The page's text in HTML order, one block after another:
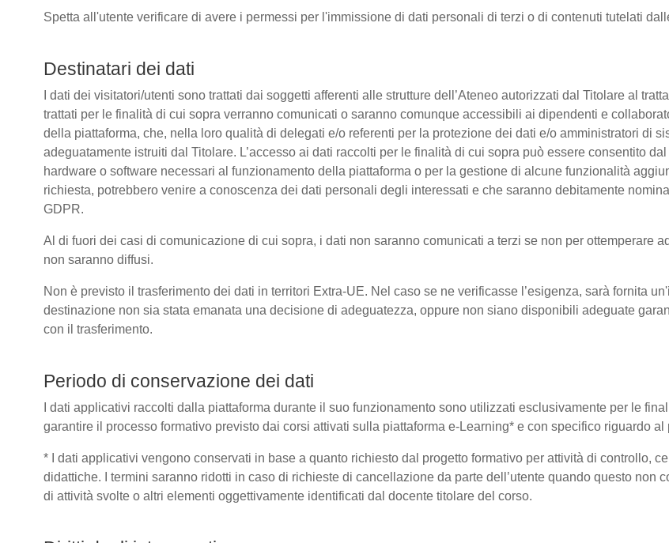
Spetta all'utente verificare di avere i permessi per l'immissione di dati personali di terzi o di contenuti tutelati
Destinatari dei dati
I dati dei visitatori/utenti sono trattati dai soggetti afferenti alle strutture dell’Ateneo autorizzati dal Titolare al
trattati per le finalità di cui sopra verranno comunicati o saranno comunque accessibili ai dipendenti e
della piattaforma, che, nella loro qualità di delegati e/o referenti per la protezione dei dati e/o amministratori di
adeguatamente istruiti dal Titolare. L’accesso ai dati raccolti per le finalità di cui sopra può essere consentito
hardware o software necessari al funzionamento della piattaforma o per la gestione di alcune funzionalità
richiesta, potrebbero venire a conoscenza dei dati personali degli interessati e che saranno debitamente
GDPR.
Al di fuori dei casi di comunicazione di cui sopra, i dati non saranno comunicati a terzi se non per ottemperare
non saranno diffusi.
Non è previsto il trasferimento dei dati in territori Extra-UE. Nel caso se ne verificasse l’esigenza, sarà fornita
destinazione non sia stata emanata una decisione di adeguatezza, oppure non siano disponibili adeguate
con il trasferimento.
Periodo di conservazione dei dati
I dati applicativi raccolti dalla piattaforma durante il suo funzionamento sono utilizzati esclusivamente per le
garantire il processo formativo previsto dai corsi attivati sulla piattaforma e-Learning* e con specifico riguardo
* I dati applicativi vengono conservati in base a quanto richiesto dal progetto formativo per attività di controllo,
didattiche. I termini saranno ridotti in caso di richieste di cancellazione da parte dell’utente quando questo non
di attività svolte o altri elementi oggettivamente identificati dal docente titolare del corso.